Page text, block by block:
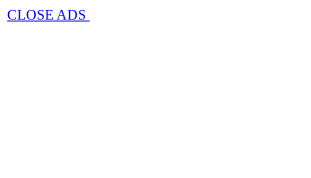
CLOSE ADS